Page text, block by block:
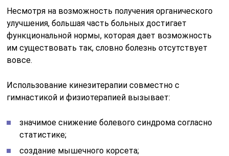
Несмотря на возможность получения органического
улучшения, большая часть больных достигает
функциональной нормы, которая дает возможность
им существовать так, словно болезнь отсутствует
вовсе.
Использование кинезитерапии совместно с
гимнастикой и физиотерапией вызывает:
значимое снижение болевого синдрома согласно
статистике;
создание мышечного корсета;